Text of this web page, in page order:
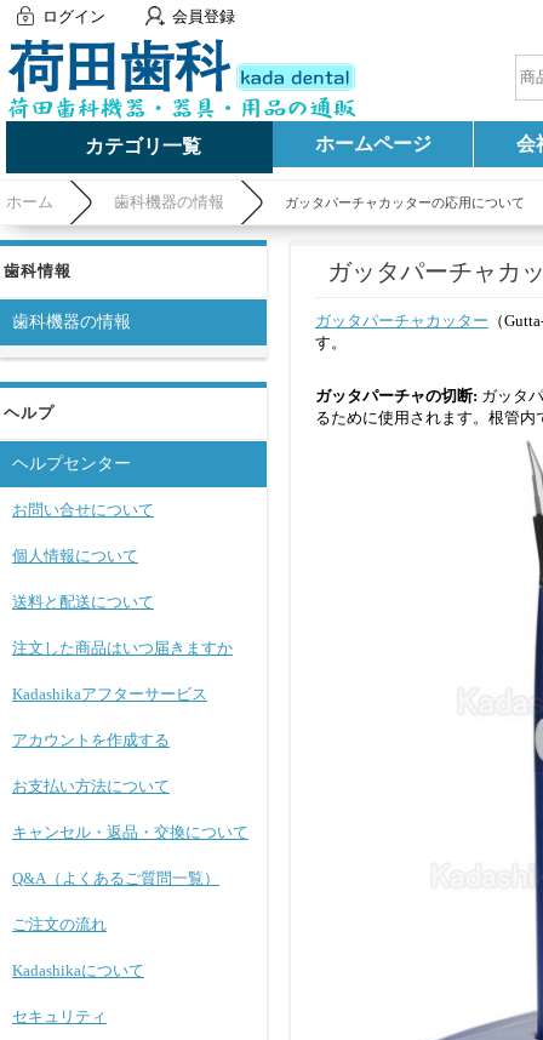
ログイン 会員登録
カテゴリ一覧 ホームページ 会
ホーム 歯科機器の情報 ガッタパーチャカッターの応用について
歯科情報
歯科機器の情報
ヘルプ
ヘルプセンター
お問い合せについて
個人情報について
送料と配送について
注文した商品はいつ届きますか
Kadashikaアフターサービス
アカウントを作成する
お支払い方法について
キャンセル・返品・交換について
Q&A（よくあるご質問一覧）
ご注文の流れ
Kadashikaについて
セキュリティ
ガッタパーチャカ
ガッタパーチャカッター （
す。
ガッタパーチャの切断: ガッタ
るために使用されます。根管